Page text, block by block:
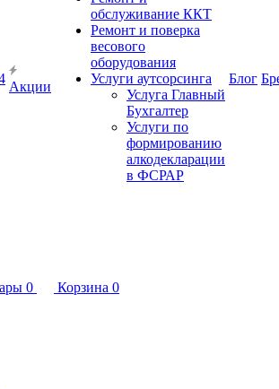
Акции
обслуживание ККТ
Ремонт и поверка
весового
оборудования
Услуги аутсорсинга
Услуга Главный
Бухгалтер
Услуги по
формированию
алкодекларации
в ФСРАР
Блог
0 Корзина 0